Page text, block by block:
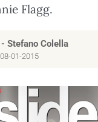
Flagg.
- Stefano Colella
01-2015